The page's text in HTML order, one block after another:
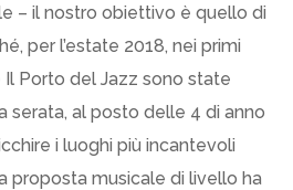
– il nostro obiettivo è quello di
per l’estate 2018, nei primi
Porto del Jazz sono state
serata, al posto delle 4 di anno
i luoghi più incantevoli
proposta musicale di livello ha